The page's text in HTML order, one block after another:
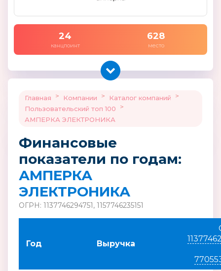
24
канцпоинт
628
место
Главная > Компании > Каталог компаний
>
Пользовательский топ 100
>
АМПЕРКА ЭЛЕКТРОНИКА
Финансовые
показатели по годам:
АМПЕРКА
ЭЛЕКТРОНИКА
ОГРН: 1137746294751, 1157746235151
Год Выручка